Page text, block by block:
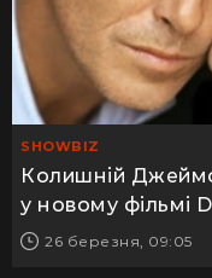
SHOWBIZ
Колишній
у новому фільмі
26 березня, 09:05